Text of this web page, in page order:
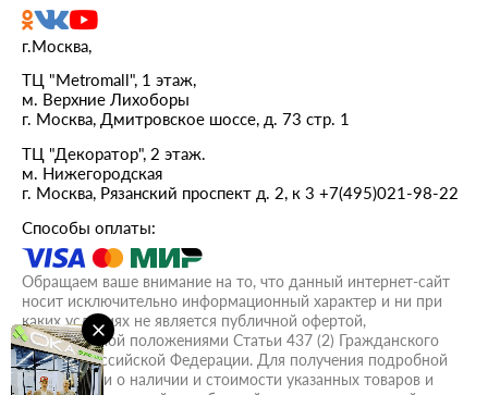
г.Москва,
ТЦ "Metromall", 1 этаж,
м. Верхние Лихоборы
г. Москва, Дмитровское шоссе, д. 73 стр. 1
ТЦ "Декоратор", 2 этаж.
м. Нижегородская
г. Москва, Рязанский проспект д. 2, к 3 +7(495)021-98-22
Способы оплаты:
Обращаем ваше внимание на то, что данный интернет-сайт
носит исключительно информационный характер и ни при
каких условиях не является публичной офертой,
определяемой положениями Статьи 437 (2) Гражданского
кодекса Российской Федерации. Для получения подробной
информации о наличии и стоимости указанных товаров и